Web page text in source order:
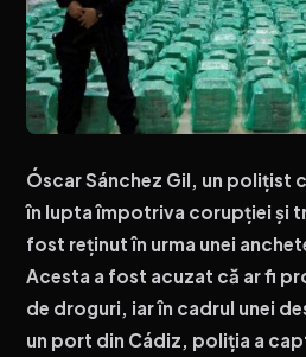
Óscar Sánchez Gil, un polițist
în lupta împotriva corupției și
fost reținut în urma unei
Acesta a fost acuzat că ar fi
de droguri, iar în cadrul unei
un port din Cádiz, poliția a